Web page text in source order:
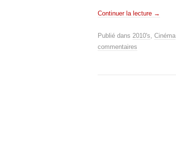
Continuer la lecture →
Publié dans 2010's Cinéma
commentaires